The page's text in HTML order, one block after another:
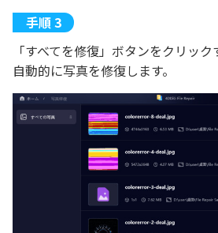
「すべてを修復」ボタンをクリッ
自動的に写真を修復します。